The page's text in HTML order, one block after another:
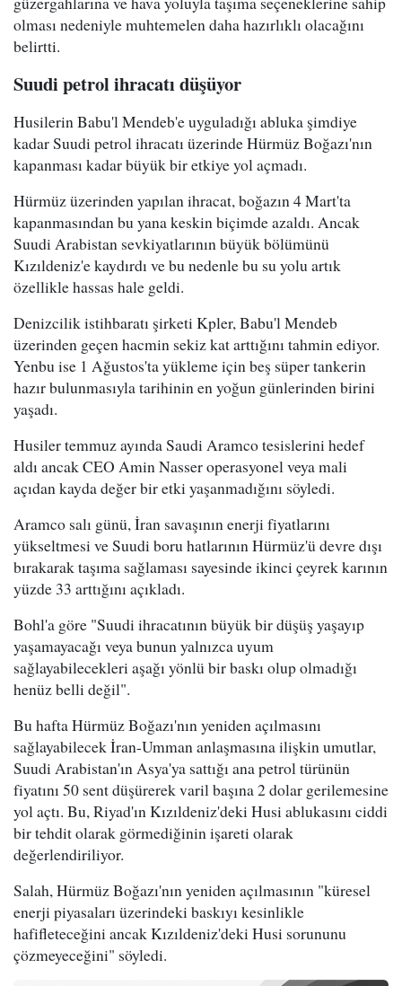
olması nedeniyle muhtemelen daha hazırlıklı olacağını
belirtti.
Suudi petrol ihracatı düşüyor
Husilerin Babu'l Mendeb'e uyguladığı abluka şimdiye
kadar Suudi petrol ihracatı üzerinde Hürmüz Boğazı'nın
kapanması kadar büyük bir etkiye yol açmadı.
Hürmüz üzerinden yapılan ihracat, boğazın 4 Mart'ta
kapanmasından bu yana keskin biçimde azaldı. Ancak
Suudi Arabistan sevkiyatlarının büyük bölümünü
Kızıldeniz'e kaydırdı ve bu nedenle bu su yolu artık
özellikle hassas hale geldi.
Denizcilik istihbaratı şirketi Kpler, Babu'l Mendeb
üzerinden geçen hacmin sekiz kat arttığını tahmin ediyor.
Yenbu ise 1 Ağustos'ta yükleme için beş süper tankerin
hazır bulunmasıyla tarihinin en yoğun günlerinden birini
yaşadı.
Husiler temmuz ayında Saudi Aramco tesislerini hedef
aldı ancak CEO Amin Nasser operasyonel veya mali
açıdan kayda değer bir etki yaşanmadığını söyledi.
Aramco salı günü, İran savaşının enerji fiyatlarını
yükseltmesi ve Suudi boru hatlarının Hürmüz'ü devre dışı
bırakarak taşıma sağlaması sayesinde ikinci çeyrek karının
yüzde 33 arttığını açıkladı.
Bohl'a göre "Suudi ihracatının büyük bir düşüş yaşayıp
yaşamayacağı veya bunun yalnızca uyum
sağlayabilecekleri aşağı yönlü bir baskı olup olmadığı
henüz belli değil".
Bu hafta Hürmüz Boğazı'nın yeniden açılmasını
sağlayabilecek İran-Umman anlaşmasına ilişkin umutlar,
Suudi Arabistan'ın Asya'ya sattığı ana petrol türünün
fiyatını 50 sent düşürerek varil başına 2 dolar gerilemesine
yol açtı. Bu, Riyad'ın Kızıldeniz'deki Husi ablukasını ciddi
bir tehdit olarak görmediğinin işareti olarak
değerlendiriliyor.
Salah, Hürmüz Boğazı'nın yeniden açılmasının "küresel
enerji piyasaları üzerindeki baskıyı kesinlikle
hafifleteceğini ancak Kızıldeniz'deki Husi sorununu
çözmeyeceğini" söyledi.